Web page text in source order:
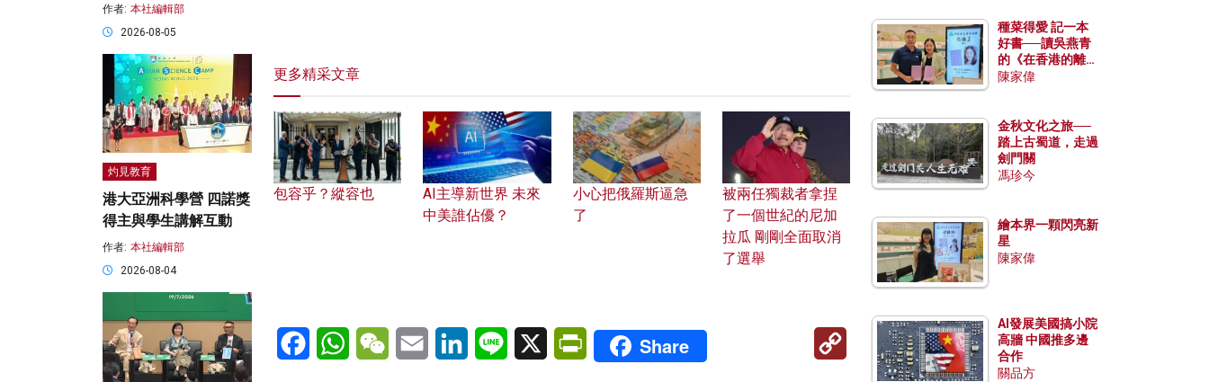
更多精采文章
包容乎？縱容也
AI主導新世界 未來
中美誰佔優？
小心把俄羅斯逼急
了
被兩任獨裁者拿捏
了一個世紀的尼加
拉瓜 剛剛全面取消
了選舉
FacebookWhatsAppWeChatEmail LinkedInLine X PrintFriendly
Share
Copy
作者: 本社編輯部
2026-08-05
灼見教育
港大亞洲科學營 四諾獎
得主與學生講解互動
作者: 本社編輯部
2026-08-04
種菜得愛 記一本
好書──讀吳燕青
的《在香港的離島
種菜》
陳家偉
金秋文化之旅──
踏上古蜀道，走過
劍門關
馮珍今
繪本界一顆閃亮新
星
陳家偉
AI發展美國搞小院
高牆 中國推多邊
合作
關品方